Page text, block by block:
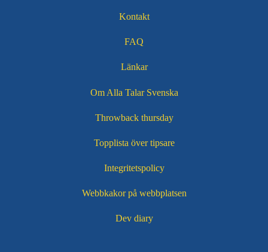
Kontakt
FAQ
Länkar
Om Alla Talar Svenska
Throwback thursday
Topplista över tipsare
Integritetspolicy
Webbkakor på webbplatsen
Dev diary